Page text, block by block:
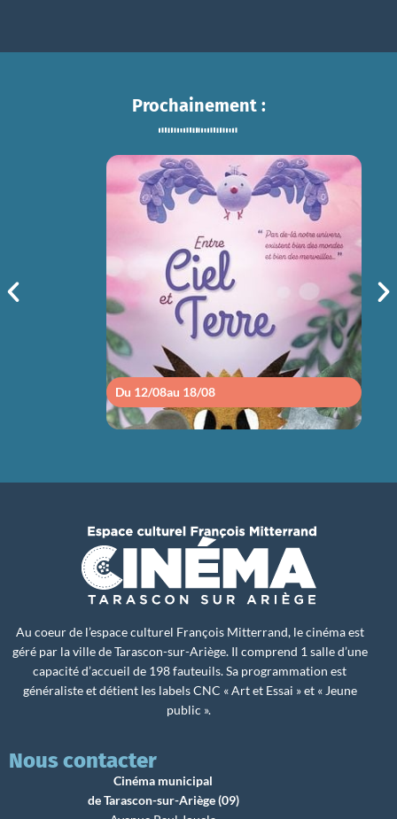
Prochainement :
Du 12/08au 18/08
ENTRE CIEL ET TERRE
sam 15/08
14h30
Au coeur de l’espace culturel François Mitterrand, le cinéma est
géré par la ville de Tarascon-sur-Ariège. Il comprend 1 salle d’une
capacité d’accueil de 198 fauteuils. Sa programmation est
généraliste et détient les labels CNC « Art et Essai » et « Jeune
public ».
Nous contacter
Cinéma municipal
de Tarascon-sur-Ariège (09)